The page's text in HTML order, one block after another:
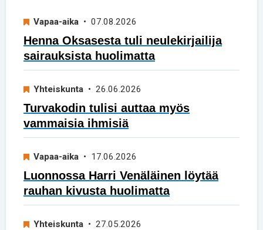
Vapaa-aika • 07.08.2026
Henna Oksasesta tuli neulekirjailija
sairauksista huolimatta
Yhteiskunta • 26.06.2026
Turvakodin tulisi auttaa myös
vammaisia ihmisiä
Vapaa-aika • 17.06.2026
Luonnossa Harri Venäläinen löytää
rauhan kivusta huolimatta
Yhteiskunta • 27.05.2026